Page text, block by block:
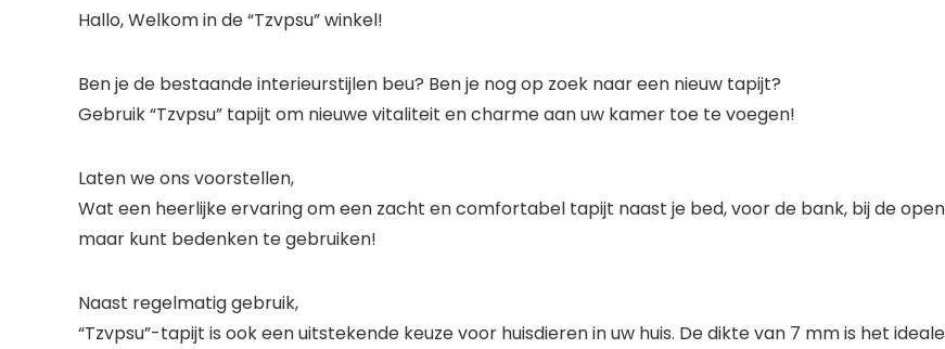
Hallo, Welkom in de “Tzvpsu” winkel!
Ben je de bestaande interieurstijlen beu? Ben je nog op zoek naar een nieuw tapijt?
Gebruik “Tzvpsu” tapijt om nieuwe vitaliteit en charme aan uw kamer toe te voegen!
Laten we ons voorstellen,
Wat een heerlijke ervaring om een ​​zacht en comfortabel tapijt naast je bed, voor de bank, bij de
maar kunt bedenken te gebruiken!
Naast regelmatig gebruik,
“Tzvpsu”-tapijt is ook een uitstekende keuze voor huisdieren in uw huis. De dikte van 7 mm is het